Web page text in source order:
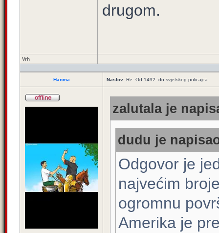
drugom.
Vrh
Hanma Naslov: Re: Od 1492. do svjetskog policajca.
zalutala je
dudu je
Odgovor je
najvećim
ogromnu
Amerika je